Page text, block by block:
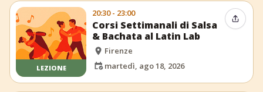
LEZIONE
20:30 - 23:00
Corsi Settimanali di Salsa
& Bachata al Latin Lab
Firenze
martedì, ago 18, 2026